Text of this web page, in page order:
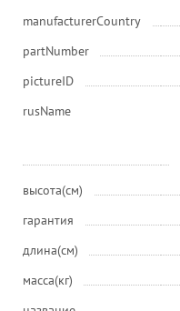
manufacturerCountry
partNumber
pictureID
rusName
высота(см)
гарантия
длина(см)
масса(кг)